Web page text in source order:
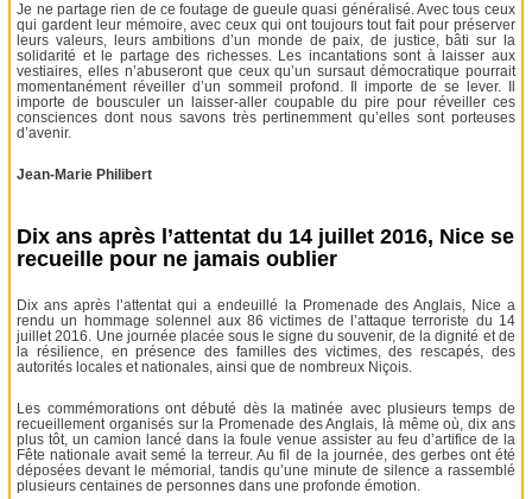
Je ne partage rien de ce foutage de gueule quasi généralisé. Avec tous ceux
qui gardent leur mémoire, avec ceux qui ont toujours tout fait pour préserver
leurs valeurs, leurs ambitions d’un monde de paix, de justice, bâti sur la
solidarité et le partage des richesses. Les incantations sont à laisser aux
vestiaires, elles n’abuseront que ceux qu’un sursaut démocratique pourrait
momentanément réveiller d’un sommeil profond. Il importe de se lever. Il
importe de bousculer un laisser-aller coupable du pire pour réveiller ces
consciences dont nous savons très pertinemment qu’elles sont porteuses
d’avenir.
Jean-Marie Philibert
Dix ans après l’attentat du 14 juillet 2016, Nice se
recueille pour ne jamais oublier
Dix ans après l’attentat qui a endeuillé la Promenade des Anglais, Nice a
rendu un hommage solennel aux 86 victimes de l’attaque terroriste du 14
juillet 2016. Une journée placée sous le signe du souvenir, de la dignité et de
la résilience, en présence des familles des victimes, des rescapés, des
autorités locales et nationales, ainsi que de nombreux Niçois.
Les commémorations ont débuté dès la matinée avec plusieurs temps de
recueillement organisés sur la Promenade des Anglais, là même où, dix ans
plus tôt, un camion lancé dans la foule venue assister au feu d’artifice de la
Fête nationale avait semé la terreur. Au fil de la journée, des gerbes ont été
déposées devant le mémorial, tandis qu’une minute de silence a rassemblé
plusieurs centaines de personnes dans une profonde émotion.